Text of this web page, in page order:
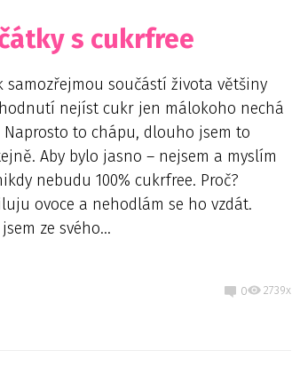
s cukrfree
samozřejmou součástí života většiny
nejíst cukr jen málokoho nechá
to chápu, dlouho jsem to
Aby bylo jasno – nejsem a myslím
nebudu 100% cukrfree. Proč?
ovoce a nehodlám se ho vzdát.
ze svého...
0 2739x